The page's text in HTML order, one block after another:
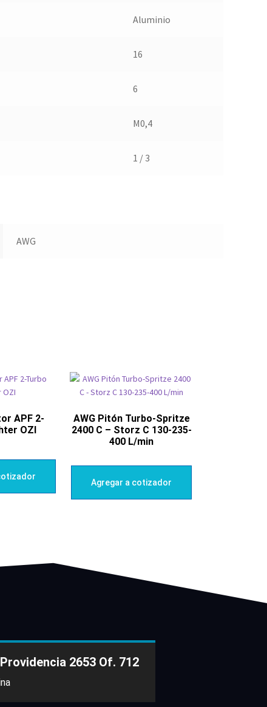
Aluminio
16
6
M0,4
1 / 3
AWG
APF 2-
OZI
AWG Pitón Turbo-Spritze
2400 C – Storz C 130-235-
400 L/min
Agregar a cotizador
2653 Of. 712